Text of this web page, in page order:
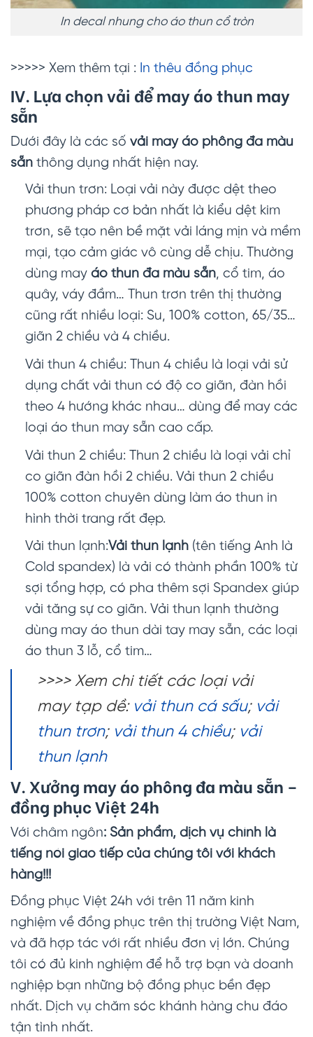
In decal nhung cho áo thun cổ tròn
>>>>> Xem thêm tại : In thêu đồng phục
IV. Lựa chọn vải để may áo thun may
sẵn
Dưới đây là các số vải may áo phông đa màu
sẵn thông dụng nhất hiện nay.
Vải thun trơn: Loại vải này được dệt theo
phương pháp cơ bản nhất là kiểu dệt kim
trơn, sẽ tạo nên bề mặt vải láng mịn và mềm
mại, tạo cảm giác vô cùng dễ chịu. Thường
dùng may áo thun đa màu sẵn, cổ tim, áo
quây, váy đầm… Thun trơn trên thị thường
cũng rất nhiều loại: Su, 100% cotton, 65/35…
giãn 2 chiều và 4 chiều.
Vải thun 4 chiều: Thun 4 chiều là loại vải sử
dụng chất vải thun có độ co giãn, đàn hồi
theo 4 hướng khác nhau… dùng để may các
loại áo thun may sẵn cao cấp.
Vải thun 2 chiều: Thun 2 chiều là loại vải chỉ
co giãn đàn hồi 2 chiều. Vải thun 2 chiều
100% cotton chuyên dùng làm áo thun in
hình thời trang rất đẹp.
Vải thun lạnh:Vải thun lạnh(tên tiếng Anh là
Cold spandex) là vải có thành phần 100% từ
sợi tổng hợp, có pha thêm sợi Spandex giúp
vải tăng sự co giãn. Vải thun lạnh thường
dùng may áo thun dài tay may sẵn, các loại
áo thun 3 lỗ, cổ tim…
>>>> Xem chi tiết các loại vải
may tạp dề: vải thun cá sấu; vải
thun trơn; vải thun 4 chiều; vải
thun lạnh
V. Xưởng mayáo phông đa màu sẵn –
đồng phục Việt 24h
Với châm ngôn: Sản phẩm, dịch vụ chính là
tiếng nói giao tiếp của chúng tôi với khách
hàng!!!
Đồng phục Việt 24h với trên 11 năm kinh
nghiệm về đồng phục trên thị trường Việt Nam,
và đã hợp tác với rất nhiều đơn vị lớn. Chúng
tôi có đủ kinh nghiệm để hỗ trợ bạn và doanh
nghiệp bạn những bộ đồng phục bền đẹp
nhất. Dịch vụ chăm sóc khánh hàng chu đáo
tận tình nhất.